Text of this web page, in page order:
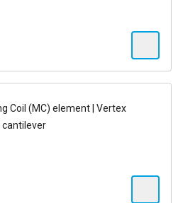
Coil (MC) element | Vertex
cantilever